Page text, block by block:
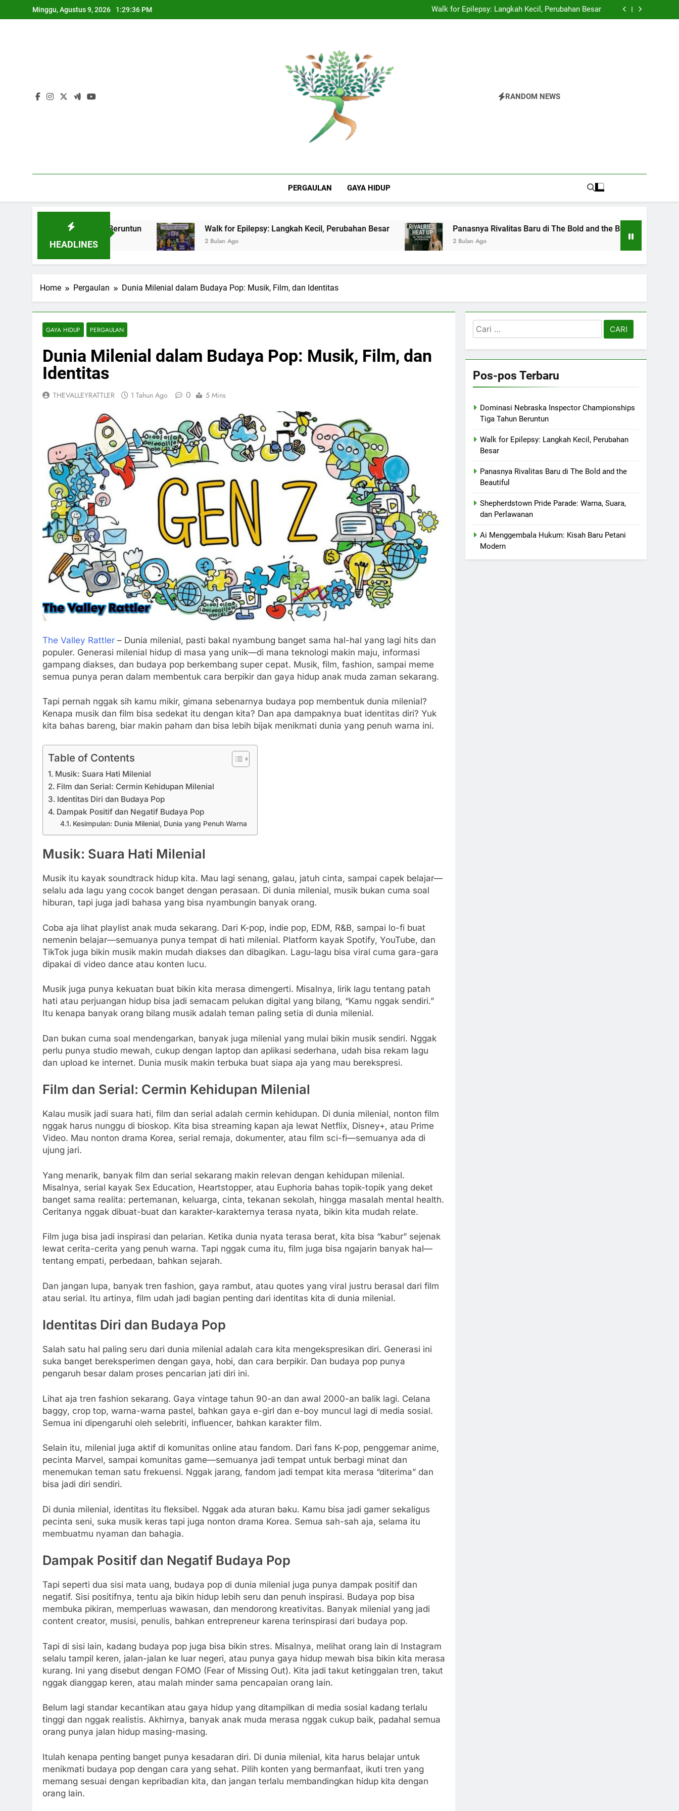
to
Minggu, Agustus 9, 2026 1:29:37 PM
Walk for Epilepsy: Langkah Kecil, Perubahan Besar
Panasnya Rivalitas Baru di The Bold and the Beautiful
The Valley Rattler
RANDOM NEWS
PERGAULAN GAYA HIDUP
HEADLINES
Tiga Tahun Beruntun Walk for Epilepsy: Langkah Kecil, Perubahan Besar
2 Bulan Ago
Panasnya Rivalitas Baru di The Bold and the Beautiful
2 Bulan Ago
Home Pergaulan Dunia Milenial dalam Budaya Pop: Musik, Film, dan Identitas
GAYA HIDUP PERGAULAN
Dunia Milenial dalam Budaya Pop: Musik, Film, dan
Identitas
THEVALLEYRATTLER 1 Tahun Ago 0 5 Mins
The Valley Rattler – Dunia milenial, pasti bakal nyambung banget sama hal-hal yang lagi hits dan
populer. Generasi milenial hidup di masa yang unik—di mana teknologi makin maju, informasi
gampang diakses, dan budaya pop berkembang super cepat. Musik, film, fashion, sampai meme
semua punya peran dalam membentuk cara berpikir dan gaya hidup anak muda zaman sekarang.
Tapi pernah nggak sih kamu mikir, gimana sebenarnya budaya pop membentuk dunia milenial?
Kenapa musik dan film bisa sedekat itu dengan kita? Dan apa dampaknya buat identitas diri? Yuk
kita bahas bareng, biar makin paham dan bisa lebih bijak menikmati dunia yang penuh warna ini.
Table of Contents
Musik: Suara Hati Milenial
Film dan Serial: Cermin Kehidupan Milenial
Identitas Diri dan Budaya Pop
Dampak Positif dan Negatif Budaya Pop
Kesimpulan: Dunia Milenial, Dunia yang Penuh Warna
Musik: Suara Hati Milenial
Musik itu kayak soundtrack hidup kita. Mau lagi senang, galau, jatuh cinta, sampai capek belajar—
selalu ada lagu yang cocok banget dengan perasaan. Di dunia milenial, musik bukan cuma soal
hiburan, tapi juga jadi bahasa yang bisa nyambungin banyak orang.
Coba aja lihat playlist anak muda sekarang. Dari K-pop, indie pop, EDM, R&B, sampai lo-fi buat
nemenin belajar—semuanya punya tempat di hati milenial. Platform kayak Spotify, YouTube, dan
TikTok juga bikin musik makin mudah diakses dan dibagikan. Lagu-lagu bisa viral cuma gara-gara
dipakai di video dance atau konten lucu.
Musik juga punya kekuatan buat bikin kita merasa dimengerti. Misalnya, lirik lagu tentang patah
hati atau perjuangan hidup bisa jadi semacam pelukan digital yang bilang, “Kamu nggak sendiri.”
Itu kenapa banyak orang bilang musik adalah teman paling setia di dunia milenial.
Dan bukan cuma soal mendengarkan, banyak juga milenial yang mulai bikin musik sendiri. Nggak
perlu punya studio mewah, cukup dengan laptop dan aplikasi sederhana, udah bisa rekam lagu
dan upload ke internet. Dunia musik makin terbuka buat siapa aja yang mau berekspresi.
Film dan Serial: Cermin Kehidupan Milenial
Kalau musik jadi suara hati, film dan serial adalah cermin kehidupan. Di dunia milenial, nonton film
nggak harus nunggu di bioskop. Kita bisa streaming kapan aja lewat Netflix, Disney+, atau Prime
Video. Mau nonton drama Korea, serial remaja, dokumenter, atau film sci-fi—semuanya ada di
ujung jari.
Yang menarik, banyak film dan serial sekarang makin relevan dengan kehidupan milenial.
Misalnya, serial kayak Sex Education, Heartstopper, atau Euphoria bahas topik-topik yang deket
banget sama realita: pertemanan, keluarga, cinta, tekanan sekolah, hingga masalah mental health.
Ceritanya nggak dibuat-buat dan karakter-karakternya terasa nyata, bikin kita mudah relate.
Film juga bisa jadi inspirasi dan pelarian. Ketika dunia nyata terasa berat, kita bisa “kabur” sejenak
lewat cerita-cerita yang penuh warna. Tapi nggak cuma itu, film juga bisa ngajarin banyak hal—
tentang empati, perbedaan, bahkan sejarah.
Dan jangan lupa, banyak tren fashion, gaya rambut, atau quotes yang viral justru berasal dari film
atau serial. Itu artinya, film udah jadi bagian penting dari identitas kita di dunia milenial.
Identitas Diri dan Budaya Pop
Salah satu hal paling seru dari dunia milenial adalah cara kita mengekspresikan diri. Generasi ini
suka banget bereksperimen dengan gaya, hobi, dan cara berpikir. Dan budaya pop punya
pengaruh besar dalam proses pencarian jati diri ini.
Lihat aja tren fashion sekarang. Gaya vintage tahun 90-an dan awal 2000-an balik lagi. Celana
baggy, crop top, warna-warna pastel, bahkan gaya e-girl dan e-boy muncul lagi di media sosial.
Semua ini dipengaruhi oleh selebriti, influencer, bahkan karakter film.
Selain itu, milenial juga aktif di komunitas online atau fandom. Dari fans K-pop, penggemar anime,
pecinta Marvel, sampai komunitas game—semuanya jadi tempat untuk berbagi minat dan
menemukan teman satu frekuensi. Nggak jarang, fandom jadi tempat kita merasa “diterima” dan
bisa jadi diri sendiri.
Di dunia milenial, identitas itu fleksibel. Nggak ada aturan baku. Kamu bisa jadi gamer sekaligus
pecinta seni, suka musik keras tapi juga nonton drama Korea. Semua sah-sah aja, selama itu
membuatmu nyaman dan bahagia.
Dampak Positif dan Negatif Budaya Pop
Tapi seperti dua sisi mata uang, budaya pop di dunia milenial juga punya dampak positif dan
negatif. Sisi positifnya, tentu aja bikin hidup lebih seru dan penuh inspirasi. Budaya pop bisa
membuka pikiran, memperluas wawasan, dan mendorong kreativitas. Banyak milenial yang jadi
content creator, musisi, penulis, bahkan entrepreneur karena terinspirasi dari budaya pop.
Tapi di sisi lain, kadang budaya pop juga bisa bikin stres. Misalnya, melihat orang lain di Instagram
selalu tampil keren, jalan-jalan ke luar negeri, atau punya gaya hidup mewah bisa bikin kita merasa
kurang. Ini yang disebut dengan FOMO (Fear of Missing Out). Kita jadi takut ketinggalan tren, takut
nggak dianggap keren, atau malah minder sama pencapaian orang lain.
Belum lagi standar kecantikan atau gaya hidup yang ditampilkan di media sosial kadang terlalu
tinggi dan nggak realistis. Akhirnya, banyak anak muda merasa nggak cukup baik, padahal semua
orang punya jalan hidup masing-masing.
Itulah kenapa penting banget punya kesadaran diri. Di dunia milenial, kita harus belajar untuk
menikmati budaya pop dengan cara yang sehat. Pilih konten yang bermanfaat, ikuti tren yang
memang sesuai dengan kepribadian kita, dan jangan terlalu membandingkan hidup kita dengan
orang lain.
Cari
untuk:
Pos-pos Terbaru
Dominasi Nebraska Inspector Championships
Tiga Tahun Beruntun
Walk for Epilepsy: Langkah Kecil, Perubahan
Besar
Panasnya Rivalitas Baru di The Bold and the
Beautiful
Shepherdstown Pride Parade: Warna, Suara,
dan Perlawanan
Ai Menggembala Hukum: Kisah Baru Petani
Modern